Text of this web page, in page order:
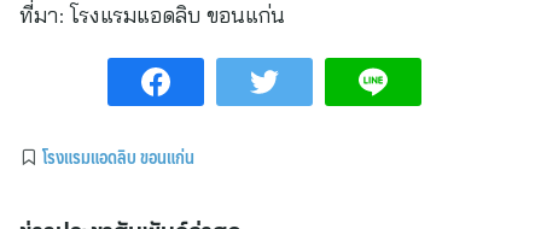
ที่มา: โรงแรมแอดลิบ ขอนแก่น
โรงแรมแอดลิบ ขอนแก่น